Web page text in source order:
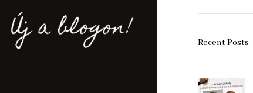
Recent Posts